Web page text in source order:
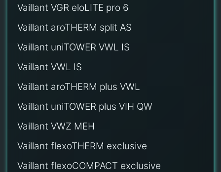
Vaillant VGR eloLITE pro 6
Vaillant aroTHERM split AS
Vaillant uniTOWER VWL IS
Vaillant VWL IS
Vaillant aroTHERM plus VWL
Vaillant uniTOWER plus VIH QW
Vaillant VWZ MEH
Vaillant flexoTHERM exclusive
Vaillant flexoCOMPACT exclusive